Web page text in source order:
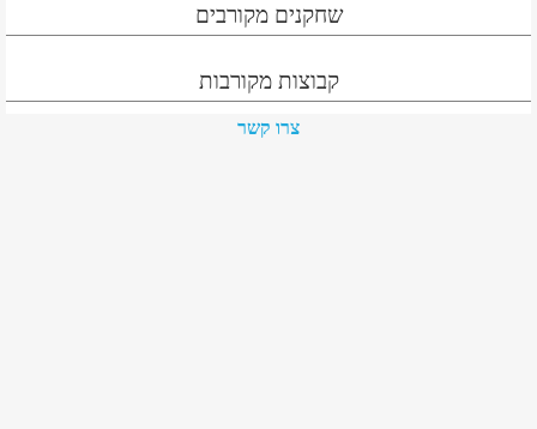
שחקנים מקורבים
קבוצות מקורבות
צרו קשר